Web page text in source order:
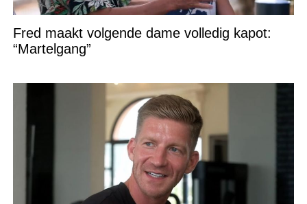
Fred maakt volgende dame volledig kapot:
“Martelgang”